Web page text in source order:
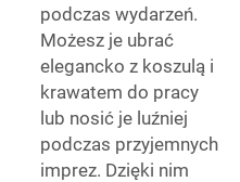
podczas wydarzeń.
Możesz je ubrać
elegancko z koszulą i
krawatem do pracy
lub nosić je luźniej
podczas przyjemnych
imprez. Dzięki nim